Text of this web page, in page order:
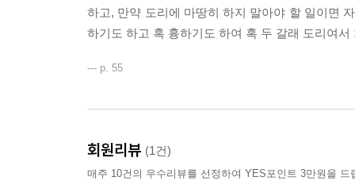
하고, 만약 도리에 마땅히 하지 말아야 할 일이면
하기도 하고 혹 흉하기도 하여 혹 두 갈래 도리여
--- p. 55
회원리뷰 (1건)
매주 10건의 우수리뷰를 선정하여 YES포인트 3만원을 드